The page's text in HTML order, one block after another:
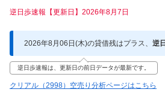
逆日歩速報【更新日】2026年8月7日
2026年8月06日(木)の貸借残はプラス、 逆
逆日歩速報は、更新日の前日データが最新です。
クリアル（2998）空売り分析ページはこちら